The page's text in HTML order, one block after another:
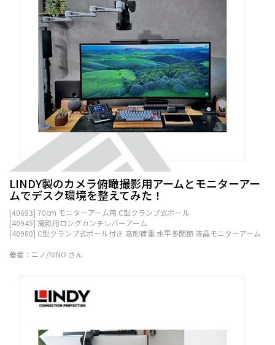
LINDY製のカメラ俯瞰撮影用アームとモニターアー
ムでデスク環境を整えてみた！
[40693] 70cm モニターアーム用 C型クランプ式ポール
[40945] 撮影用ロングカンチレバーアーム
[40980] C型クランプ式ポール付き 高耐荷重 水平多関節 液晶モニターアーム
著者：ニノ/NINO さん